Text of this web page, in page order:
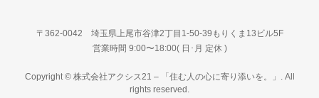
〒362-0042 埼玉県上尾市谷津2丁目1-50-39もりくま13ビル5F
営業時間 9:00〜18:00( 日･月 定休 )
Copyright © 株式会社アクシス21 – 「住む人の心に寄り添いを。」. All
rights reserved.